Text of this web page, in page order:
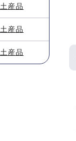
産品
産品
産品